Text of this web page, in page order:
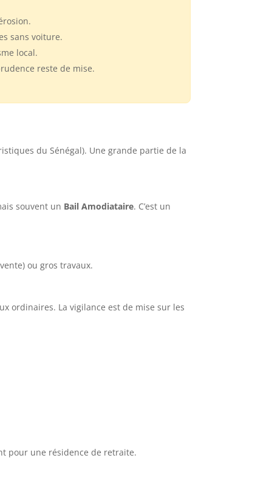
sans voiture.
local.
reste de mise.
du Sénégal). Une grande partie de la
souvent un Bail Amodiataire. C’est un
ou gros travaux.
ordinaires. La vigilance est de mise sur les
pour une résidence de retraite.